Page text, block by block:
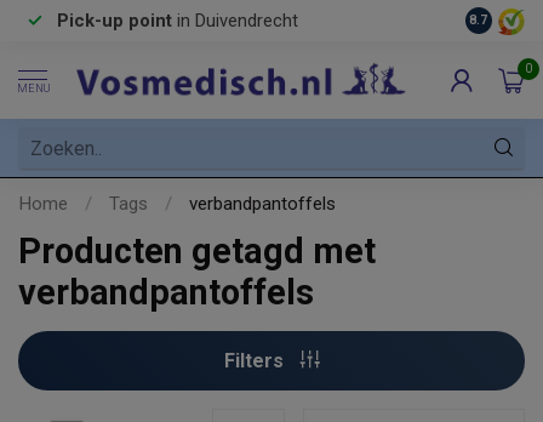
Pick-up point in Duivendrecht 8.7
MENU
0
Home / Tags / verbandpantoffels
Producten getagd met
verbandpantoffels
Filters